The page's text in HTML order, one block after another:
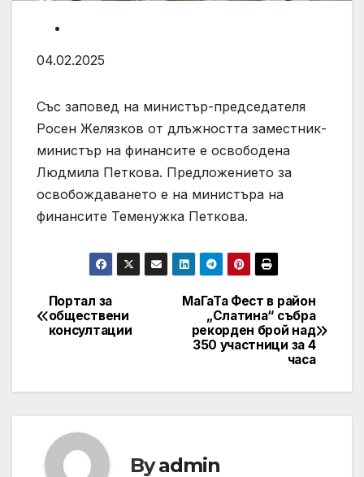
04.02.2025
Със заповед на министър-председателя
Росен Желязков от длъжността заместник-
министър на финансите е освободена
Людмила Петкова. Предложението за
освобождаването е на министъра на
финансите Теменужка Петкова.
Post
navigation
МаГаТа Фест в район
„Слатина“ събра
рекорден брой над
350 участници за 4
часа
Портал за
обществени
консултации
Byadmin